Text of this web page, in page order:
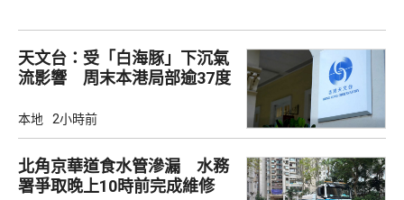
天文台：受「白海豚」下沉氣
流影響 周末本港局部逾37度
本地 2小時前
北角京華道食水管滲漏 水務
署爭取晚上10時前完成維修